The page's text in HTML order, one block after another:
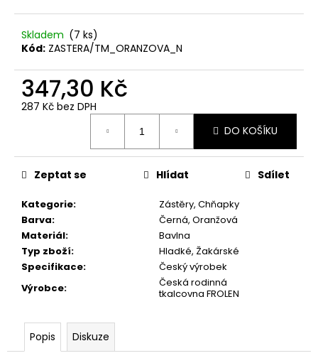
Skladem (7 ks)
Kód: ZASTERA/TM_ORANZOVA_N
347,30 Kč
287 Kč bez DPH
DO KOŠÍKU
Kategorie:
Zástěry, Chňapky
Barva:
Černá, Oranžová
Materiál:
Bavlna
Typ zboží:
Hladké, Žakárské
Specifikace:
Český výrobek
Výrobce:
Česká rodinná
tkalcovna FROLEN
Zeptat se Hlídat Sdílet
Popis Diskuze
p
o
r
u
č
u
m
e
ŽÍNKA
KYTIČKY
25X13
CM
39
Kč